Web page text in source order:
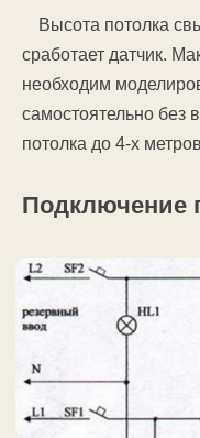
Высота потолка
сработает датчик.
необходим
самостоятельно без
потолка до 4-х
Подключение